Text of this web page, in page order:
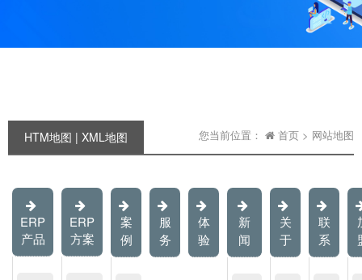
HTM地图 | XML地图 您当前位置： 首页 > 网站地图
ERP
产品
ERP
方案
案
例
服
务
体
验
新
闻
关
于
联
系